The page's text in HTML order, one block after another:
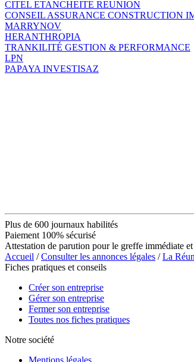
CITEL ETANCHEITE REUNION
CONSEIL ASSURANCE CONSTRUCTION
MARRYNOV
HERANTHROPIA
TRANKILITÉ GESTION & PERFORMANCE
LPN
PAPAYA INVESTISAZ
Plus de 600 journaux habilités
Paiement 100% sécurisé
Attestation de parution pour le greffe immédiate
Accueil /Consulter les annonces légales /La
Fiches pratiques et conseils
Créer son entreprise
Gérer son entreprise
Fermer son entreprise
Toutes nos fiches pratiques
Notre société
Mentions légales